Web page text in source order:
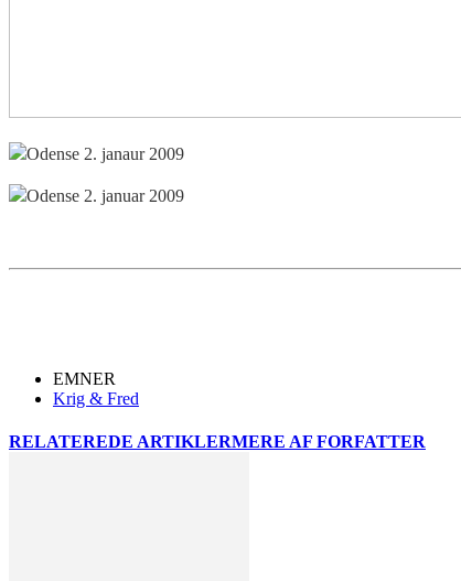
EMNER
Krig & Fred
RELATEREDE ARTIKLERMERE AF FORFATTER